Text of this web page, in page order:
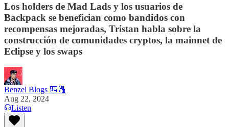
Los holders de Mad Lads y los usuarios de
Backpack se benefician como bandidos con
recompensas mejoradas, Tristan habla sobre la
construcción de comunidades cryptos, la mainnet de
Eclipse y los swaps
Benzel Blogs 🎒🔠
Aug 22, 2024
Listen